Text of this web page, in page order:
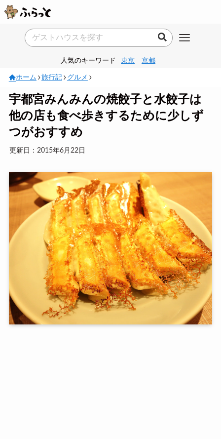
人気のキーワード 東京 京都
ホーム 旅行記 グルメ
宇都宮みんみんの焼餃子と水餃子は
他の店も食べ歩きするために少しず
つがおすすめ
更新日：2015年6月22日